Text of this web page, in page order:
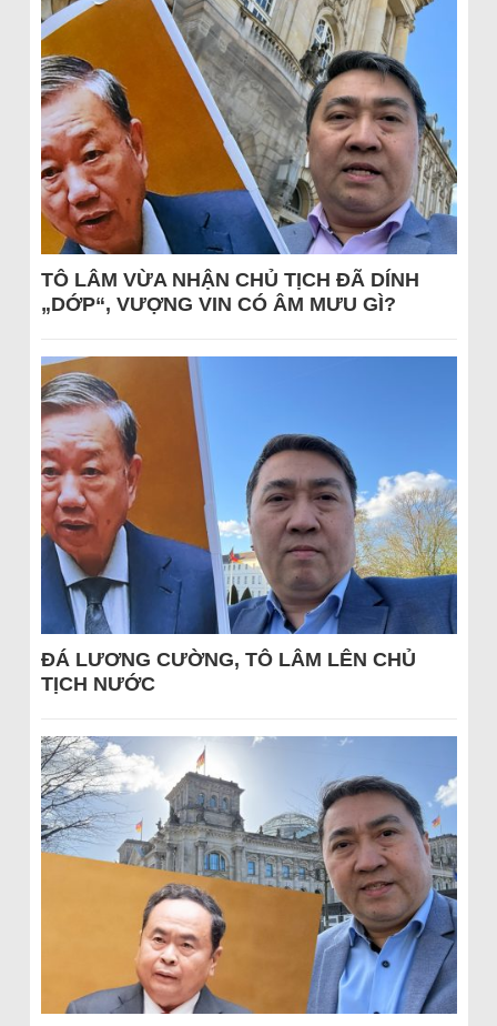
TÔ LÂM VỪA NHẬN CHỦ TỊCH ĐÃ DÍNH
„DỚP“, VƯỢNG VIN CÓ ÂM MƯU GÌ?
ĐÁ LƯƠNG CƯỜNG, TÔ LÂM LÊN CHỦ
TỊCH NƯỚC